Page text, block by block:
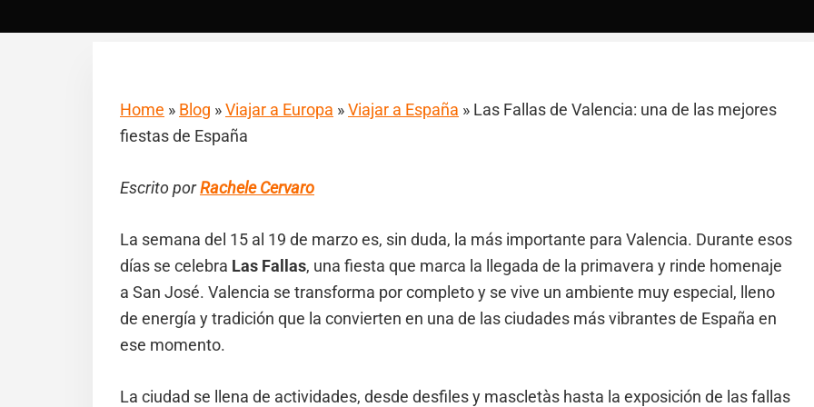
Home » Blog »Viajar a Europa »Viajar a España » Las Fallas de Valencia: una de las mejores
fiestas de España
Escrito porRachele Cervaro
La semana del 15 al 19 de marzo es, sin duda, la más importante para Valencia. Durante esos
días se celebra Las Fallas, una fiesta que marca la llegada de la primavera y rinde homenaje
a San José. Valencia se transforma por completo y se vive un ambiente muy especial, lleno
de energía y tradición que la convierten en una de las ciudades más vibrantes de España en
ese momento.
La ciudad se llena de actividades, desde desfiles y mascletàs hasta la exposición de las fallas